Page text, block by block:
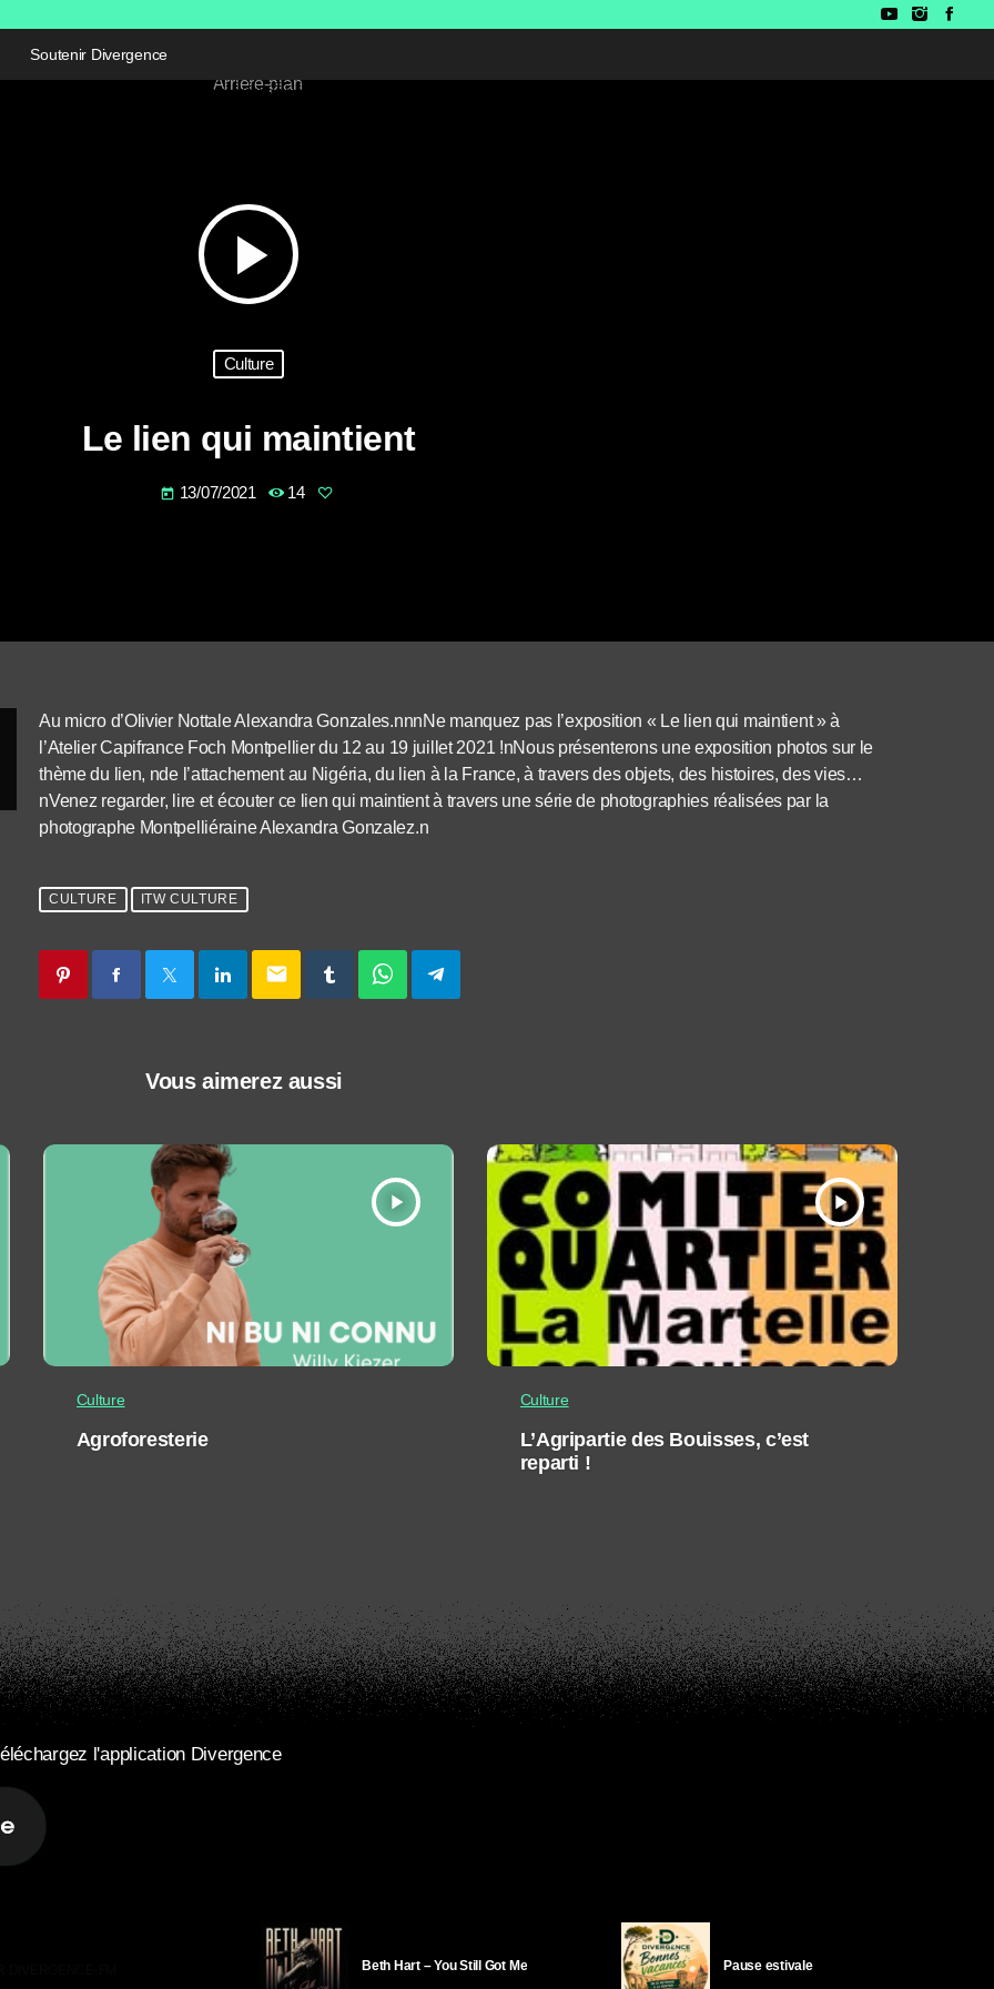
Soutenir Divergence
play_arrow
Culture
Le lien qui maintient
today 13/07/2021 14
Au micro d’Olivier Nottale Alexandra Gonzales.nnnNe manquez pas l’exposition « Le lien qui maintient » à
l’Atelier Capifrance Foch Montpellier du 12 au 19 juillet 2021 !nNous présenterons une exposition photos sur le
thème du lien, nde l’attachement au Nigéria, du lien à la France, à travers des objets, des histoires, des vies…
nVenez regarder, lire et écouter ce lien qui maintient à travers une série de photographies réalisées par la
photographe Montpelliéraine Alexandra Gonzalez.n
CULTURE ITW CULTURE
email
Vous aimerez aussi
play_arrow
Culture
Agroforesterie
play_arrow
Culture
L’Agripartie des Bouisses, c’est
reparti !
l'application Divergence
Beth Hart – You Still Got Me Pause estivale